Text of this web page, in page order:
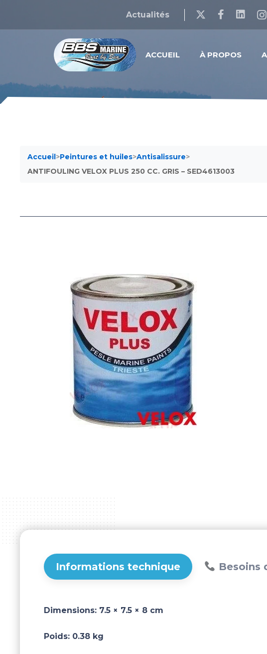
Actualités
ACCUEIL À PROPOS
Accueil>Peintures et huiles>Antisalissure>
ANTIFOULING VELOX PLUS 250 CC. GRIS – SED4613003
Informations technique Besoins
Dimensions: 7.5 × 7.5 × 8 cm
Poids: 0.38 kg